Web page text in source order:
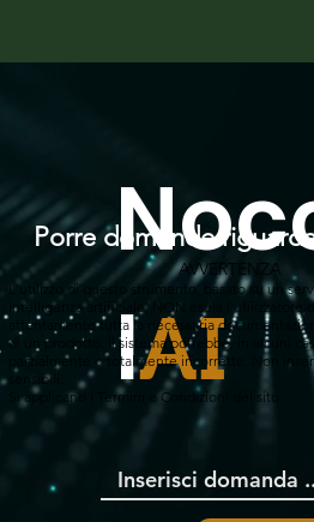
lAI
Porre domande
AVVERTENZA
L'utilizzo di questo strumento, basato su un
intelligenza artificiale, NON esula l'utilizzatore
attentamente tutta la necessaria
di un prodotto. Il sistema potrebbe, in alcuni
parzialmente o totalmente incorrette. Non
sensibili.
Si applicano i Termini e Condizioni del sito.